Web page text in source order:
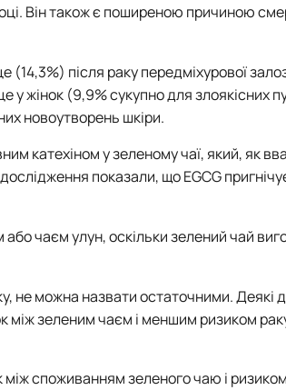
Він також є поширеною причиною
(14,3%) після раку передміхурової
у жінок (9,9% сукупно для злоякісних
новоутворень шкіри.
катехіном у зеленому чаї, який, як
показали, що EGCG
або чаєм улун, оскільки зелений чай
не можна назвати остаточними.Деякі
між зеленим чаєм і меншим ризиком
споживанням зеленого чаю і ризиком